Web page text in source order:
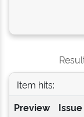
Item hits:
Preview
Issue